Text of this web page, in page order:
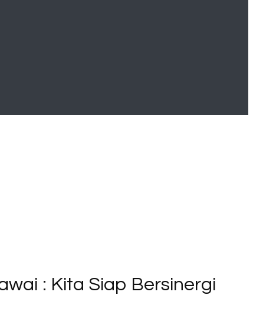
: Kita Siap Bersinergi